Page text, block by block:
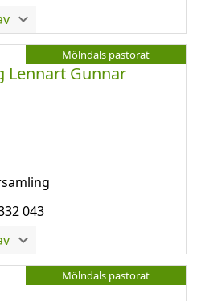
Mölndals pastorat
Lennart Gunnar
043
Mölndals pastorat